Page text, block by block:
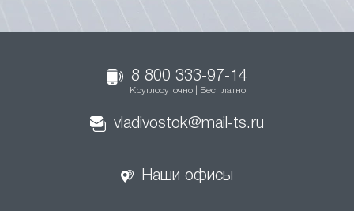
8 800 333-97-14
Круглосуточно | Бесплатно
vladivostok@mail-ts.ru
Наши офисы